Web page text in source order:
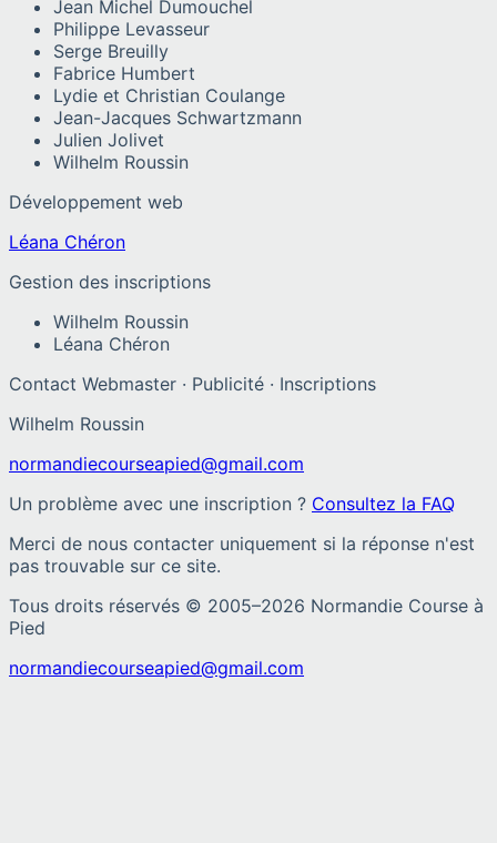
Jean Michel Dumouchel
Philippe Levasseur
Serge Breuilly
Fabrice Humbert
Lydie et Christian Coulange
Jean-Jacques Schwartzmann
Julien Jolivet
Wilhelm Roussin
Développement web
Léana Chéron
Gestion des inscriptions
Wilhelm Roussin
Léana Chéron
Contact Webmaster · Publicité · Inscriptions
Wilhelm Roussin
normandiecourseapied@gmail.com
Un problème avec une inscription ? Consultez la FAQ
Merci de nous contacter uniquement si la réponse n'est
pas trouvable sur ce site.
Tous droits réservés © 2005–2026 Normandie Course à
Pied
normandiecourseapied@gmail.com